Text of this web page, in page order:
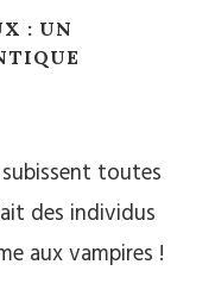
: UN
toutes
des individus
aux vampires !